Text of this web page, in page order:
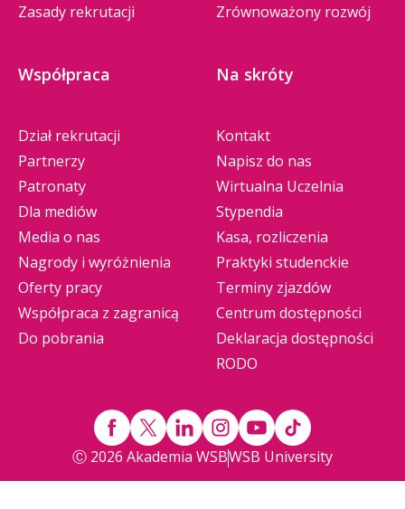
Zasady rekrutacji
Zrównoważony rozwój
Współpraca
Dział rekrutacji
Partnerzy
Patronaty
Dla mediów
Media o nas
Nagrody i wyróżnienia
Oferty pracy
Współpraca z zagranicą
Do pobrania
Na skróty
Kontakt
Napisz do nas
Wirtualna Uczelnia
Stypendia
Kasa, rozliczenia
Praktyki studenckie
Terminy zjazdów
Centrum dostępności
Deklaracja dostępności
RODO
Ⓒ 2026 Akademia WSBWSB University